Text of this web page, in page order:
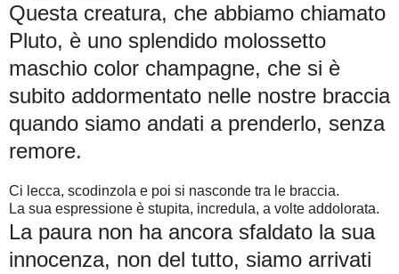
Questa creatura, che abbiamo chiamato
Pluto, è uno splendido molossetto
maschio color champagne, che si è
subito addormentato nelle nostre braccia
quando siamo andati a prenderlo, senza
remore.
Ci lecca, scodinzola e poi si nasconde tra le braccia.
La sua espressione è stupita, incredula, a volte addolorata.
La paura non ha ancora sfaldato la sua
innocenza, non del tutto, siamo arrivati